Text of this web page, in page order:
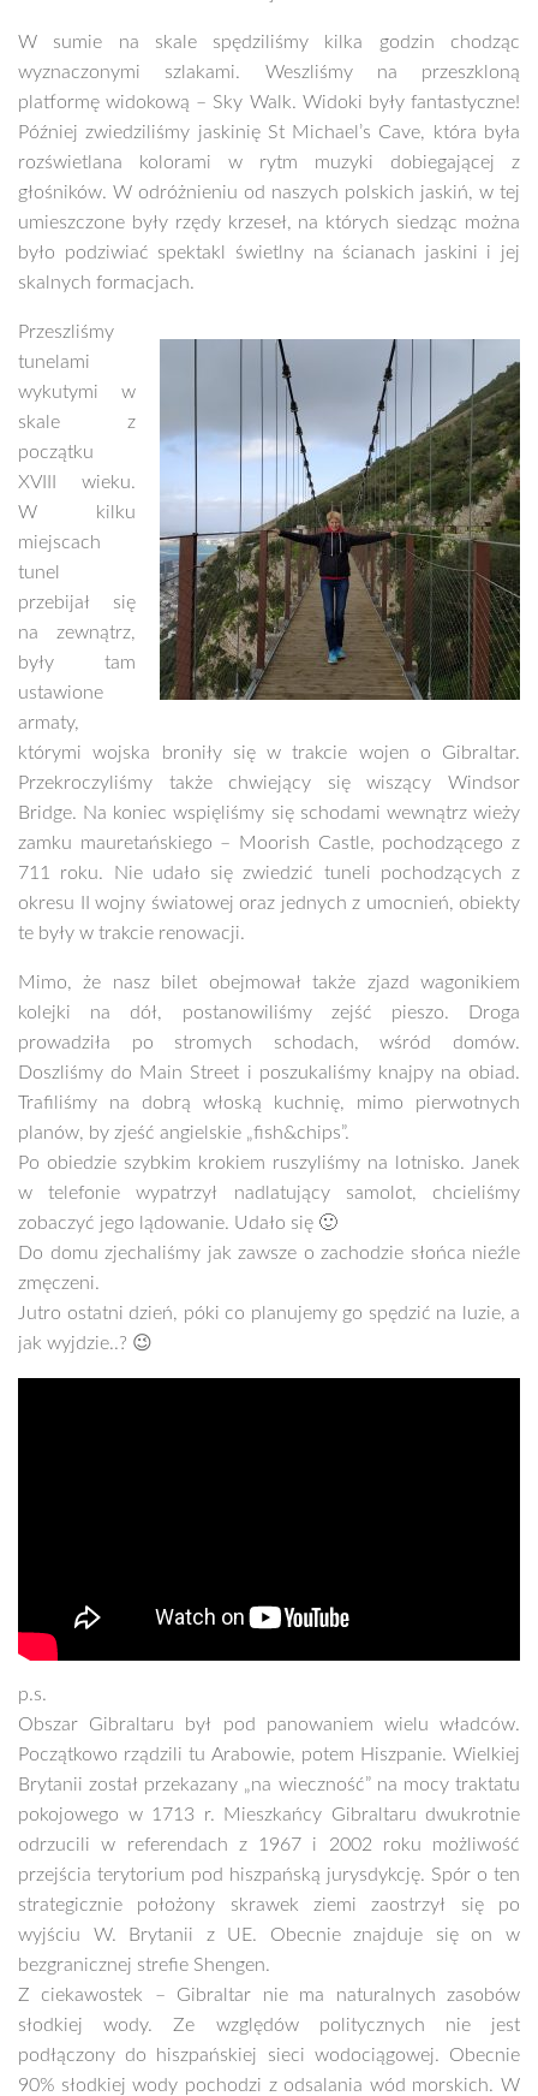
W sumie na skale spędziliśmy kilka godzin chodząc
wyznaczonymi szlakami. Weszliśmy na przeszkloną
platformę widokową – Sky Walk. Widoki były fantastyczne!
Później zwiedziliśmy jaskinię St Michael’s Cave, która była
rozświetlana kolorami w rytm muzyki dobiegającej z
głośników. W odróżnieniu od naszych polskich jaskiń, w tej
umieszczone były rzędy krzeseł, na których siedząc można
było podziwiać spektakl świetlny na ścianach jaskini i jej
skalnych formacjach.
Przeszliśmy
tunelami
wykutymi w
skale z
początku
XVIII wieku.
W kilku
miejscach
tunel
przebijał się
na zewnątrz,
były tam
ustawione
armaty,
którymi wojska broniły się w trakcie wojen o Gibraltar.
Przekroczyliśmy także chwiejący się wiszący Windsor
Bridge. Na koniec wspięliśmy się schodami wewnątrz wieży
zamku mauretańskiego – Moorish Castle, pochodzącego z
711 roku. Nie udało się zwiedzić tuneli pochodzących z
okresu II wojny światowej oraz jednych z umocnień, obiekty
te były w trakcie renowacji.
Mimo, że nasz bilet obejmował także zjazd wagonikiem
kolejki na dół, postanowiliśmy zejść pieszo. Droga
prowadziła po stromych schodach, wśród domów.
Doszliśmy do Main Street i poszukaliśmy knajpy na obiad.
Trafiliśmy na dobrą włoską kuchnię, mimo pierwotnych
planów, by zjeść angielskie „fish&chips”.
Po obiedzie szybkim krokiem ruszyliśmy na lotnisko. Janek
w telefonie wypatrzył nadlatujący samolot, chcieliśmy
zobaczyć jego lądowanie. Udało się 🙂
Do domu zjechaliśmy jak zawsze o zachodzie słońca nieźle
zmęczeni.
Jutro ostatni dzień, póki co planujemy go spędzić na luzie, a
jak wyjdzie..? 😉
p.s.
Obszar Gibraltaru był pod panowaniem wielu władców.
Początkowo rządzili tu Arabowie, potem Hiszpanie. Wielkiej
Brytanii został przekazany „na wieczność” na mocy traktatu
pokojowego w 1713 r. Mieszkańcy Gibraltaru dwukrotnie
odrzucili w referendach z 1967 i 2002 roku możliwość
przejścia terytorium pod hiszpańską jurysdykcję. Spór o ten
strategicznie położony skrawek ziemi zaostrzył się po
wyjściu W. Brytanii z UE. Obecnie znajduje się on w
bezgranicznej strefie Shengen.
Z ciekawostek – Gibraltar nie ma naturalnych zasobów
słodkiej wody. Ze względów politycznych nie jest
podłączony do hiszpańskiej sieci wodociągowej. Obecnie
90% słodkiej wody pochodzi z odsalania wód morskich. W